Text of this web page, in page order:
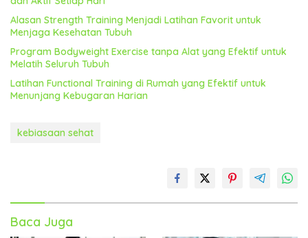
Alasan Strength Training Menjadi Latihan Favorit untuk
Menjaga Kesehatan Tubuh
Program Bodyweight Exercise tanpa Alat yang Efektif untuk
Melatih Seluruh Tubuh
Latihan Functional Training di Rumah yang Efektif untuk
Menunjang Kebugaran Harian
kebiasaan sehat
Baca Juga